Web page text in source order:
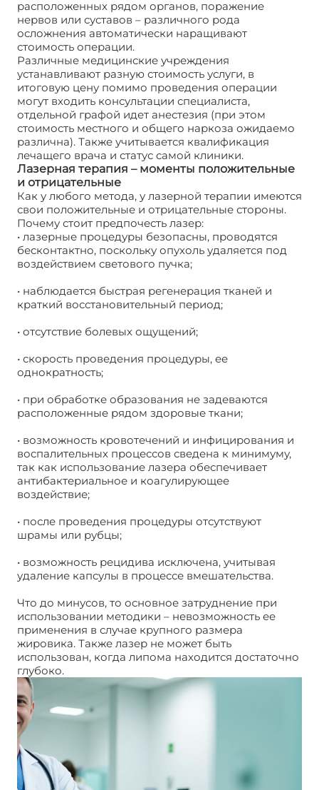
расположенных рядом органов, поражение
нервов или суставов – различного рода
осложнения автоматически наращивают
стоимость операции.
Различные медицинские учреждения
устанавливают разную стоимость услуги, в
итоговую цену помимо проведения операции
могут входить консультации специалиста,
отдельной графой идет анестезия (при этом
стоимость местного и общего наркоза ожидаемо
различна). Также учитывается квалификация
лечащего врача и статус самой клиники.
Лазерная терапия – моменты положительные
и отрицательные
Как у любого метода, у лазерной терапии имеются
свои положительные и отрицательные стороны.
Почему стоит предпочесть лазер:
• лазерные процедуры безопасны, проводятся
бесконтактно, поскольку опухоль удаляется под
воздействием светового пучка;
• наблюдается быстрая регенерация тканей и
краткий восстановительный период;
• отсутствие болевых ощущений;
• скорость проведения процедуры, ее
однократность;
• при обработке образования не задеваются
расположенные рядом здоровые ткани;
• возможность кровотечений и инфицирования и
воспалительных процессов сведена к минимуму,
так как использование лазера обеспечивает
антибактериальное и коагулирующее
воздействие;
• после проведения процедуры отсутствуют
шрамы или рубцы;
• возможность рецидива исключена, учитывая
удаление капсулы в процессе вмешательства.
Что до минусов, то основное затруднение при
использовании методики – невозможность ее
применения в случае крупного размера
жировика. Также лазер не может быть
использован, когда липома находится достаточно
глубоко.